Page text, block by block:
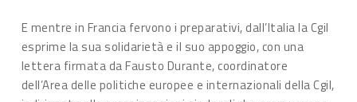
E mentre in Francia fervono i preparativi, dall’Italia la Cgil
esprime la sua solidarietà e il suo appoggio, con una
lettera firmata da Fausto Durante, coordinatore
dell’Area delle politiche europee e internazionali della Cgil,